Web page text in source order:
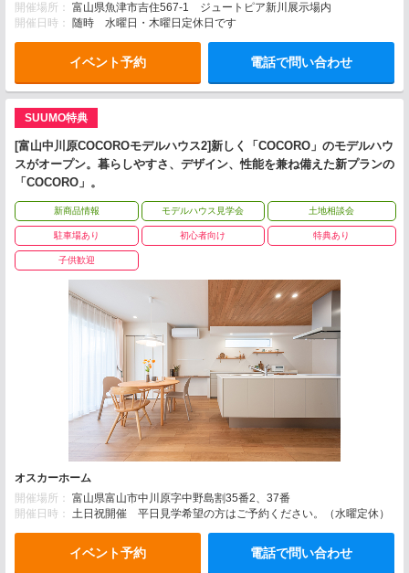
開催場所： 富山県魚津市吉住567-1 ジュートピア新川展示場内
開催日時：
随時 水曜日・木曜日定休日です
イベント予約 電話で問い合わせ
SUUMO特典
[富山中川原COCOROモデルハウス2]新しく「COCORO」のモデルハウ
スがオープン。暮らしやすさ、デザイン、性能を兼ね備えた新プランの
「COCORO」。
新商品情報 モデルハウス見学会 土地相談会
駐車場あり 初心者向け 特典あり
子供歓迎
オスカーホーム
開催場所： 富山県富山市中川原字中野島割35番2、37番
開催日時： 土日祝開催 平日見学希望の方はご予約ください。（水曜定休）
イベント予約 電話で問い合わせ